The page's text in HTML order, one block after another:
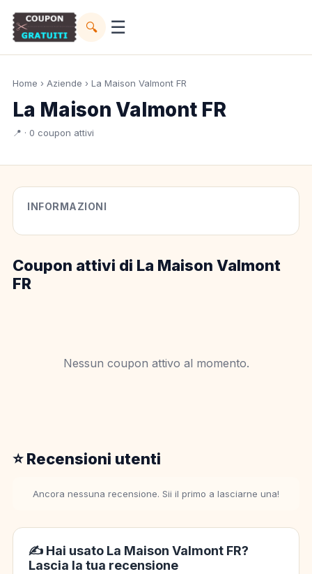
🔍 ☰
Home › Aziende › La Maison Valmont FR
La Maison Valmont FR
📍 · 0 coupon attivi
INFORMAZIONI
Coupon attivi di La Maison Valmont
FR
Nessun coupon attivo al momento.
⭐ Recensioni utenti
Ancora nessuna recensione. Sii il primo a lasciarne una!
✍️ Hai usato La Maison Valmont FR?
Lascia la tua recensione